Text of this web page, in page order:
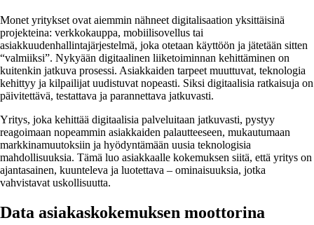
Monet yritykset ovat aiemmin nähneet digitalisaation yksittäisinä
projekteina: verkkokauppa, mobiilisovellus tai
asiakkuudenhallintajärjestelmä, joka otetaan käyttöön ja jätetään sitten
“valmiiksi”. Nykyään digitaalinen liiketoiminnan kehittäminen on
kuitenkin jatkuva prosessi. Asiakkaiden tarpeet muuttuvat, teknologia
kehittyy ja kilpailijat uudistuvat nopeasti. Siksi digitaalisia ratkaisuja on
päivitettävä, testattava ja parannettava jatkuvasti.
Yritys, joka kehittää digitaalisia palveluitaan jatkuvasti, pystyy
reagoimaan nopeammin asiakkaiden palautteeseen, mukautumaan
markkinamuutoksiin ja hyödyntämään uusia teknologisia
mahdollisuuksia. Tämä luo asiakkaalle kokemuksen siitä, että yritys on
ajantasainen, kuunteleva ja luotettava – ominaisuuksia, jotka
vahvistavat uskollisuutta.
Data asiakaskokemuksen moottorina